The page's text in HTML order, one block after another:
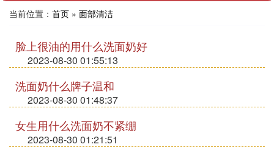
当前位置： 首页 » 面部清洁
脸上很油的用什么洗面奶好
2023-08-30 01:55:13
洗面奶什么牌子温和
2023-08-30 01:48:37
女生用什么洗面奶不紧绷
2023-08-30 01:21:51